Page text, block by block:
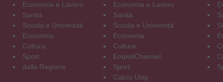
Economia e Lavoro
Sanità
Scuola e Università
Economia
Cultura
Sport
dalla Regione
Economia e Lavoro
Sanità
Scuola e Università
Economia
Cultura
EmpoliChannel
Sport
Calcio Uisp